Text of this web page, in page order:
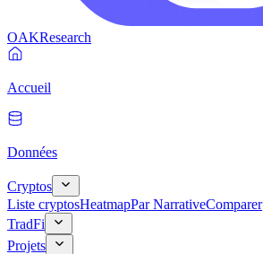
OAKResearch
Accueil
Données
Cryptos
Liste cryptosHeatmapPar NarrativeComparer
TradFi
Projets